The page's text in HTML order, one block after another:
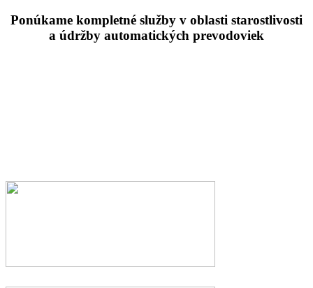
Ponúkame kompletné služby v oblasti starostlivosti
a údržby automatických prevodoviek